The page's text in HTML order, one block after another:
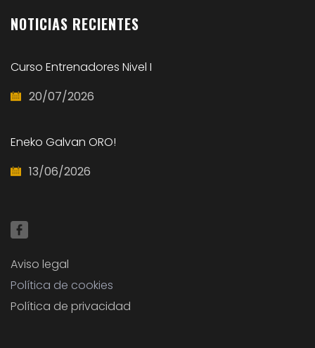
NOTICIAS RECIENTES
Curso Entrenadores Nivel I
20/07/2026
Eneko Galvan ORO!
13/06/2026
Aviso legal
Política de cookies
Política de privacidad